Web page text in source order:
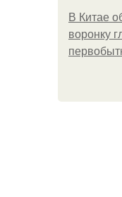
В Китaе
воронку